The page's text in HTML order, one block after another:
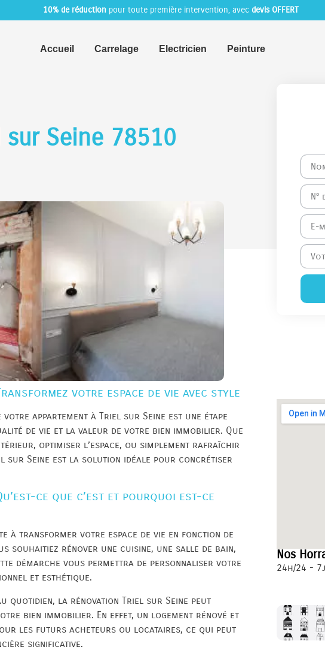
10% de réduction pour toute première intervention, avec devis OFFERT
Accueil Carrelage Electricien Peinture
sur Seine 78510
votre espace de vie avec style
appartement à Triel sur Seine est une étape
de vie et la valeur de votre bien immobilier. Que
optimiser l’espace, ou simplement rafraîchir
sur Seine est la solution idéale pour concrétiser
ce que c’est et pourquoi est-ce
à transformer votre espace de vie en fonction de
souhaitiez rénover une cuisine, une salle de bain,
démarche vous permettra de personnaliser votre
et esthétique.
quotidien, la rénovation Triel sur Seine peut
bien immobilier. En effet, un logement rénové et
les futurs acheteurs ou locataires, ce qui peut
significative.
Nos
24h/24 -